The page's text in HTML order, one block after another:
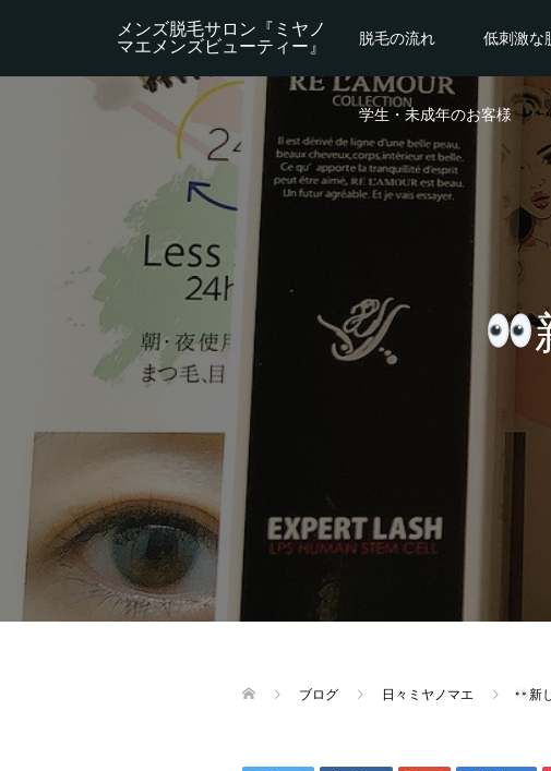
メンズ脱毛サロン『ミヤノ
マエメンズビューティー』
脱毛の流れ 低刺激な
学生・未成年のお客様
ブログ 日々ミヤノマエ 新